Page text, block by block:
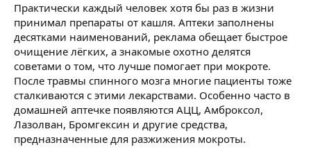
Практически каждый человек хотя бы раз в жизни
принимал препараты от кашля. Аптеки заполнены
десятками наименований, реклама обещает быстрое
очищение лёгких, а знакомые охотно делятся
советами о том, что лучше помогает при мокроте.
После травмы спинного мозга многие пациенты тоже
сталкиваются с этими лекарствами. Особенно часто в
домашней аптечке появляются АЦЦ, Амброксол,
Лазолван, Бромгексин и другие средства,
предназначенные для разжижения мокроты.